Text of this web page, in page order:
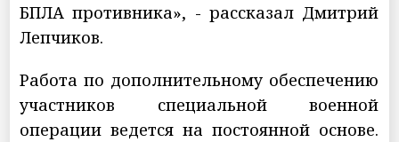
БПЛА противника», - рассказал Дмитрий
Лепчиков.
Работа по дополнительному обеспечению
участников специальной военной
операции ведется на постоянной основе.